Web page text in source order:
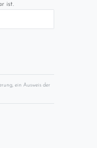
ist.
ein Ausweis der